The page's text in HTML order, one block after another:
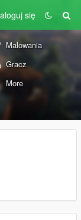
się
Malowania
Gracz
More